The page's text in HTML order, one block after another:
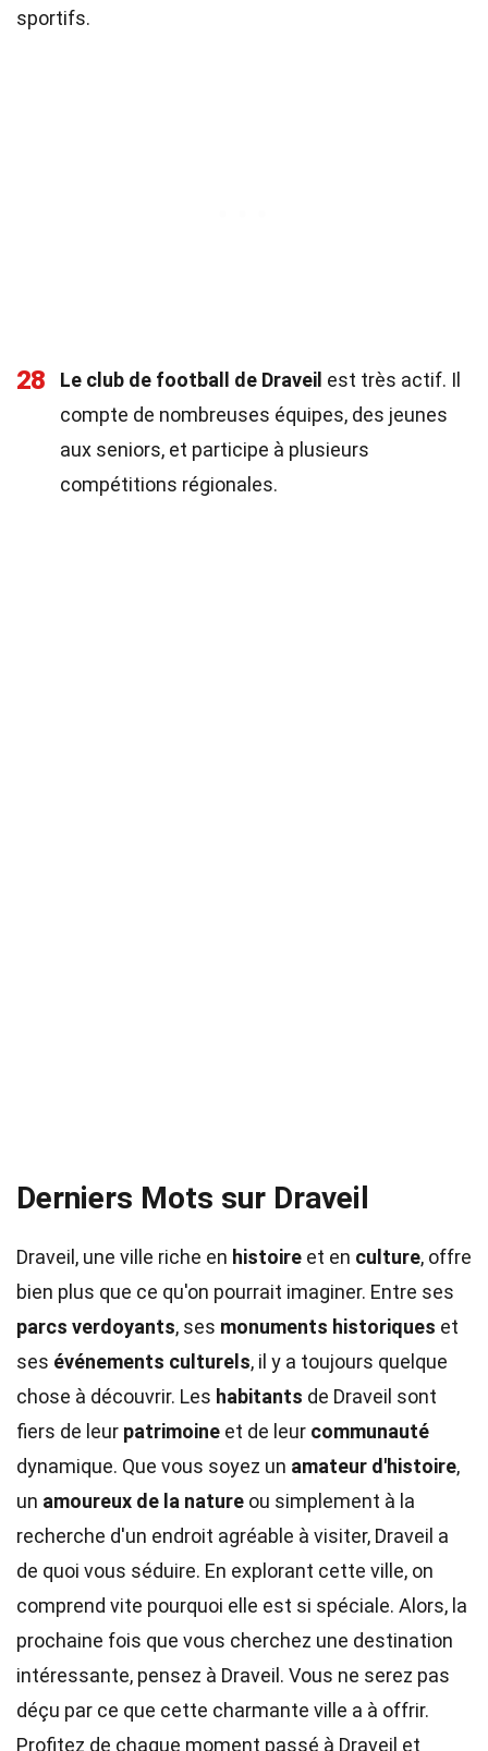
sportifs.
28 Le club de football de Draveil est très actif. Il
compte de nombreuses équipes, des jeunes
aux seniors, et participe à plusieurs
compétitions régionales.
Derniers Mots sur Draveil
Draveil, une ville riche en histoire et en culture, offre
bien plus que ce qu'on pourrait imaginer. Entre ses
parcs verdoyants, ses monuments historiques et
ses événements culturels, il y a toujours quelque
chose à découvrir. Les habitants de Draveil sont
fiers de leur patrimoine et de leur communauté
dynamique. Que vous soyez un amateur d'histoire,
un amoureux de la nature ou simplement à la
recherche d'un endroit agréable à visiter, Draveil a
de quoi vous séduire. En explorant cette ville, on
comprend vite pourquoi elle est si spéciale. Alors, la
prochaine fois que vous cherchez une destination
intéressante, pensez à Draveil. Vous ne serez pas
déçu par ce que cette charmante ville a à offrir.
Profitez de chaque moment passé à Draveil et